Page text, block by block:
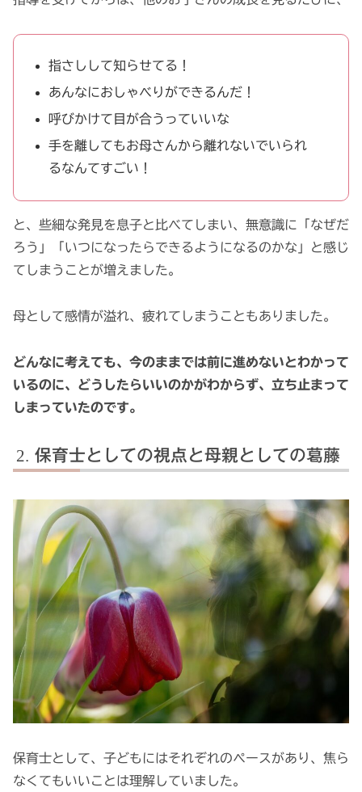
指さしして知らせてる！
あんなにおしゃべりができるんだ！
呼びかけて目が合うっていいな
手を離してもお母さんから離れないでいられ
るなんてすごい！
と、些細な発見を息子と比べてしまい、無意識に「なぜだ
ろう」「いつになったらできるようになるのかな」と感じ
てしまうことが増えました。
母として感情が溢れ、疲れてしまうこともありました。
どんなに考えても、今のままでは前に進めないとわかって
いるのに、どうしたらいいのかがわからず、立ち止まって
しまっていたのです。
保育士としての視点と母親としての葛藤
保育士として、子どもにはそれぞれのペースがあり、焦ら
なくてもいいことは理解していました。